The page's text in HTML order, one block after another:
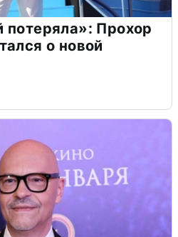
Прохор
о новой